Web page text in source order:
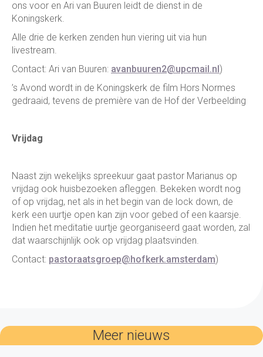
ons voor en Ari van Buuren leidt de dienst in de
Koningskerk.
Alle drie de kerken zenden hun viering uit via hun
livestream.
Contact: Ari van Buuren: avanbuuren2@upcmail.nl)
’s Avond wordt in de Koningskerk de film Hors Normes
gedraaid, tevens de première van de Hof der Verbeelding
Vrijdag
Naast zijn wekelijks spreekuur gaat pastor Marianus op
vrijdag ook huisbezoeken afleggen. Bekeken wordt nog
of op vrijdag, net als in het begin van de lock down, de
kerk een uurtje open kan zijn voor gebed of een kaarsje.
Indien het meditatie uurtje georganiseerd gaat worden, zal
dat waarschijnlijk ook op vrijdag plaatsvinden.
Contact: pastoraatsgroep@hofkerk.amsterdam)
Meer nieuws